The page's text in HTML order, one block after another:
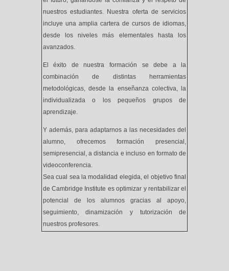
nuestros estudiantes. Nuestra oferta de servicios
incluye una amplia cartera de cursos de idiomas,
desde los niveles más elementales hasta los
avanzados.
El éxito de nuestra formación se debe a la
combinación de distintas herramientas
metodológicas, desde la enseñanza colectiva, la
individualizada o los pequeños grupos de
aprendizaje.
Y además, para adaptarnos a las necesidades del
alumno, ofrecemos formación presencial,
semipresencial, a distancia e incluso en formato de
videoconferencia.
Sea cual sea la modalidad elegida, el objetivo final
de Cambridge Institute es optimizar y rentabilizar el
potencial de los alumnos gracias al apoyo,
seguimiento, dinamización y tutorización de
nuestros profesores.